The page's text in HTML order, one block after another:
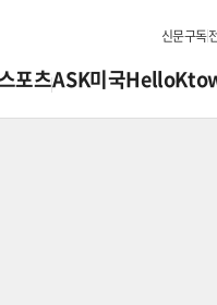
신문구독
포츠ASK미국